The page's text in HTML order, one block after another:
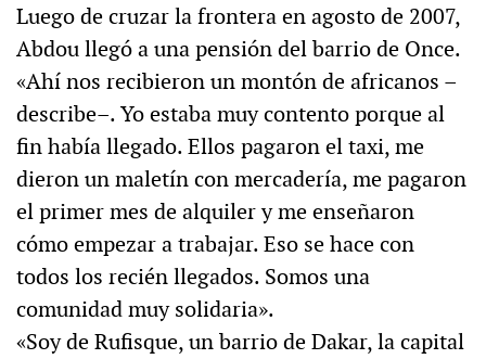
Luego de cruzar la frontera en agosto de 2007,
Abdou llegó a una pensión del barrio de Once.
«Ahí nos recibieron un montón de africanos –
describe–. Yo estaba muy contento porque al
fin había llegado. Ellos pagaron el taxi, me
dieron un maletín con mercadería, me pagaron
el primer mes de alquiler y me enseñaron
cómo empezar a trabajar. Eso se hace con
todos los recién llegados. Somos una
comunidad muy solidaria».
«Soy de Rufisque, un barrio de Dakar, la capital